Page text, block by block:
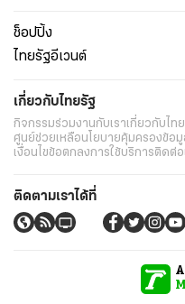
ช็อปปิ้ง
ไทยรัฐอีเวนต์
เกี่ยวกับไทยรัฐ
กิจกรรมร่วมงานกับเราเกี่ยวกับไท
ศูนย์ช่วยเหลือนโยบายคุ้มครองข้อ
เงื่อนไขข้อตกลงการใช้บริการติดต่อ
ติดตามเราได้ที่